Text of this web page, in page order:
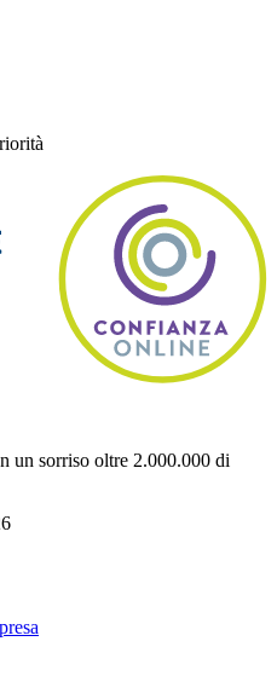
un sorriso oltre 2.000.000 di